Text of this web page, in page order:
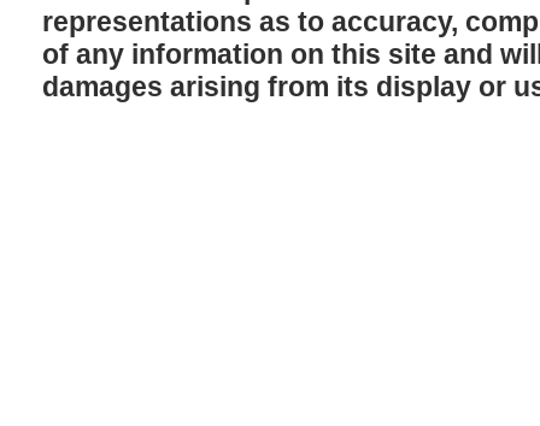
representations as to accuracy,
of any information on this site and
damages arising from its display or